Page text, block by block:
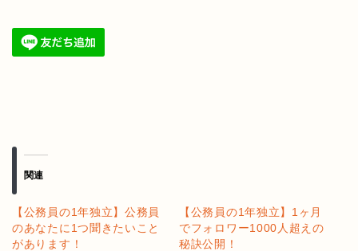
関連
【公務員の1年独立】公務員
のあなたに1つ聞きたいこと
があります！
【公務員の1年独立】1ヶ月
でフォロワー1000人超えの
秘訣公開！